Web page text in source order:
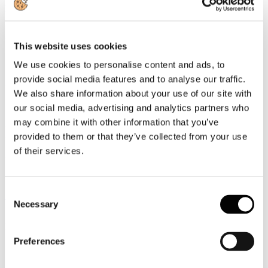
This website uses cookies
We use cookies to personalise content and ads, to
provide social media features and to analyse our traffic.
We also share information about your use of our site with
our social media, advertising and analytics partners who
may combine it with other information that you’ve
provided to them or that they’ve collected from your use
of their services.
Selection
Necessary
Preferences
Documenti
Strumenti, metodologie ed azioni per favorire ed accompagnare i
processi di networking: scarica tutte le presentazioni dei relatori
Leggi tutto...
Dicembre
2013
Astoi
ASTOI NewsOnLine - Periodo dal 9 al 13 dicembre 2013
2013
Associazione Italiana Confindustria Alberghi